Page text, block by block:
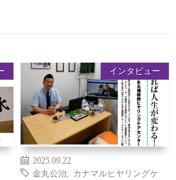
インタビュー
2025.09.22
金丸公治
カナマルヒヤリングケ